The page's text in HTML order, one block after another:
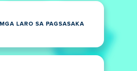
MGA LARO SA PAGSASAKA